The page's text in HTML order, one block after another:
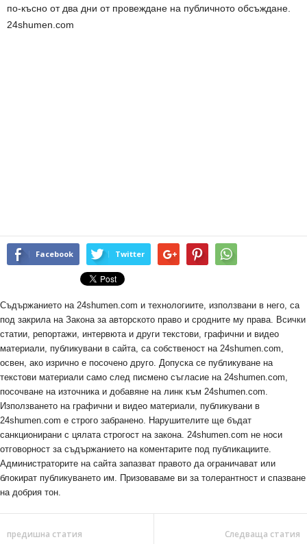
по-късно от два дни от провеждане на публичното обсъждане.
24shumen.com
Facebook Twitter
Съдържанието на 24shumen.com и технологиите, използвани в него, са
под закрила на Закона за авторското право и сродните му права. Всички
статии, репортажи, интервюта и други текстови, графични и видео
материали, публикувани в сайта, са собственост на 24shumen.com,
освен, ако изрично е посочено друго. Допуска се публикуване на
текстови материали само след писмено съгласие на 24shumen.com,
посочване на източника и добавяне на линк към 24shumen.com.
Използването на графични и видео материали, публикувани в
24shumen.com е строго забранено. Нарушителите ще бъдат
санкционирани с цялата строгост на закона. 24shumen.com не носи
отговорност за съдържанието на коментарите под публикациите.
Администраторите на сайта запазват правото да ограничават или
блокират публикуването им. Призоваваме ви за толерантност и спазване
на добрия тон.
предишна статия Следваща статия